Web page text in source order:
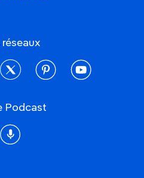
réseaux
twitter pinterestyoutube
Podcast
Podcast